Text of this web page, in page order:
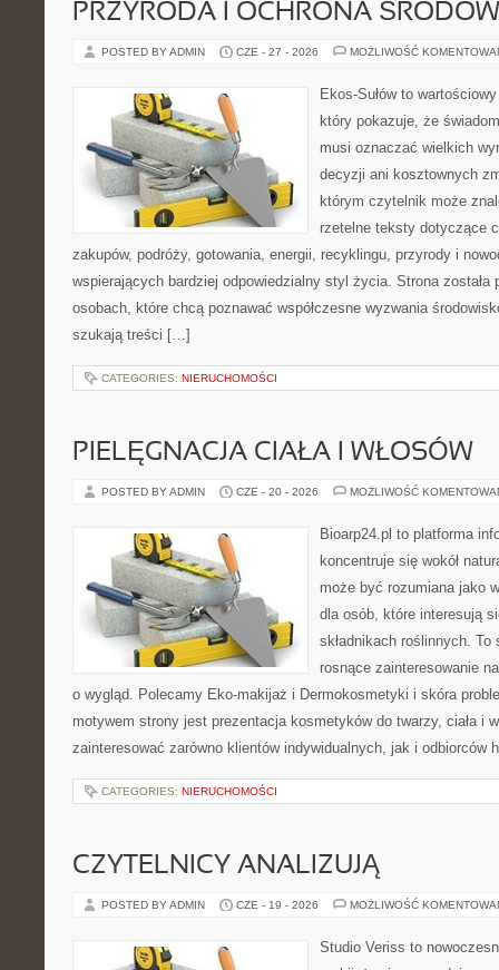
PRZYRODA I OCHRONA
POSTED BY ADMIN CZE - 27 - 2026 MOŻLIWOŚĆ
Ekos-Sułów to
który pokazuje, że
musi oznaczać wielkich
decyzji ani kosztownych
którym czytelnik może
rzetelne teksty dotyczące
zakupów, podróży, gotowania, energii, recyklingu, przyrody i
wspierających bardziej odpowiedzialny styl życia. Strona została
osobach, które chcą poznawać współczesne wyzwania
szukają treści […]
CATEGORIES: NIERUCHOMOŚCI
PIELĘGNACJA CIAŁA I WŁOSÓW
POSTED BY ADMIN CZE - 20 - 2026 MOŻLIWOŚĆ
Bioarp24.pl to platforma
koncentruje się wokół
może być rozumiana jako
dla osób, które interesują
składnikach roślinnych.
rosnące zainteresowanie
o wygląd. Polecamy Eko-makijaż i Dermokosmetyki i skóra
motywem strony jest prezentacja kosmetyków do twarzy, ciała i
zainteresować zarówno klientów indywidualnych, jak i
CATEGORIES: NIERUCHOMOŚCI
CZYTELNICY ANALIZUJĄ
POSTED BY ADMIN CZE - 19 - 2026 MOŻLIWOŚĆ
Studio Veriss to